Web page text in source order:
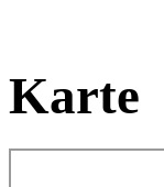
Karte